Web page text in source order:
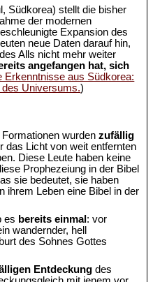
Südkorea) stellt die bisher
der modernen
Expansion des
neue Daten darauf hin,
Alls nicht mehr weiter
angefangen hat, sich
Erkenntnisse aus Südkorea:
des Universums.)
wurdenzufällig
das Licht von weit entfernten
Diese Leute haben keine
Prophezeiung in der Bibel
sie bedeutet, sie haben
ihrem Leben eine Bibel in der
es bereits einmal : vor
wandernder, hell
des Sohnes Gottes
Entdeckung des